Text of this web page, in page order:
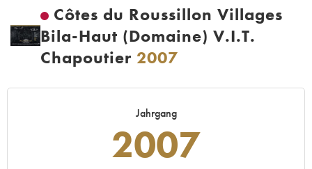
Côtes du Roussillon Villages
Bila-Haut (Domaine) V.I.T.
Chapoutier 2007
Jahrgang
2007